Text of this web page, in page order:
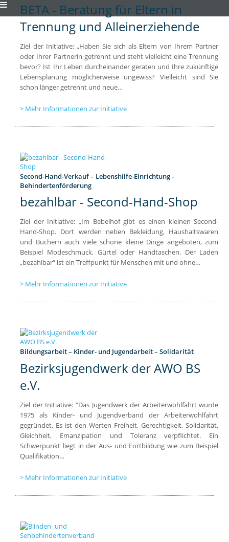
BETA - Beratung für Eltern in
Trennung und Alleinerziehende
Ziel der Initiative: „Haben Sie sich als Eltern von Ihrem Partner
oder Ihrer Partnerin getrennt und steht vielleicht eine Trennung
bevor? Ist Ihr Leben durcheinander geraten und Ihre zukünftige
Lebensplanung möglicherweise ungewiss? Vielleicht sind Sie
schon länger getrennt und neue…
Mehr Informationen zur Initiative
Second-Hand-Verkauf – Lebenshilfe-Einrichtung -
Behindertenförderung
bezahlbar - Second-Hand-Shop
Ziel der Initiative: „Im Bebelhof gibt es einen kleinen Second-
Hand-Shop. Dort werden neben Bekleidung, Haushaltswaren
und Büchern auch viele schöne kleine Dinge angeboten, zum
Beispiel Modeschmuck, Gürtel oder Handtaschen. Der Laden
„bezahlbar“ ist ein Treffpunkt für Menschen mit und ohne…
Mehr Informationen zur Initiative
Bildungsarbeit – Kinder- und Jugendarbeit – Solidarität
Bezirksjugendwerk der AWO BS
e.V.
Ziel der Initiative: "Das Jugendwerk der Arbeiterwohlfahrt wurde
1975 als Kinder- und Jugendverband der Arbeiterwohlfahrt
gegründet. Es ist den Werten Freiheit, Gerechtigkeit, Solidarität,
Gleichheit, Emanzipation und Toleranz verpflichtet. Ein
Schwerpunkt liegt in der Aus- und Fortbildung wie zum Beispiel
Qualifikation…
Mehr Informationen zur Initiative